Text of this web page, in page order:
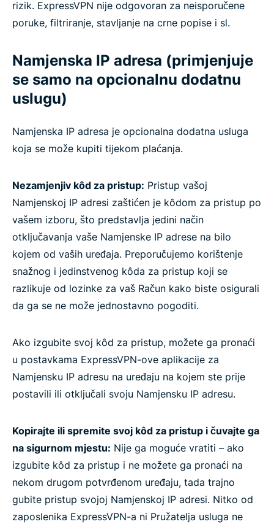
rizik. ExpressVPN nije odgovoran za neisporučene
poruke, filtriranje, stavljanje na crne popise i sl.
Namjenska IP adresa (primjenjuje
se samo na opcionalnu dodatnu
uslugu)
Namjenska IP adresa je opcionalna dodatna usluga
koja se može kupiti tijekom plaćanja.
Nezamjenjiv kôd za pristup: Pristup vašoj
Namjenskoj IP adresi zaštićen je kôdom za pristup po
vašem izboru, što predstavlja jedini način
otključavanja vaše Namjenske IP adrese na bilo
kojem od vaših uređaja. Preporučujemo korištenje
snažnog i jedinstvenog kôda za pristup koji se
razlikuje od lozinke za vaš Račun kako biste osigurali
da ga se ne može jednostavno pogoditi.
Ako izgubite svoj kôd za pristup, možete ga pronaći
u postavkama ExpressVPN-ove aplikacije za
Namjensku IP adresu na uređaju na kojem ste prije
postavili ili otključali svoju Namjensku IP adresu.
Kopirajte ili spremite svoj kôd za pristup i čuvajte ga
na sigurnom mjestu: Nije ga moguće vratiti – ako
izgubite kôd za pristup i ne možete ga pronaći na
nekom drugom potvrđenom uređaju, tada trajno
gubite pristup svojoj Namjenskoj IP adresi. Nitko od
zaposlenika ExpressVPN-a ni Pružatelja usluga ne